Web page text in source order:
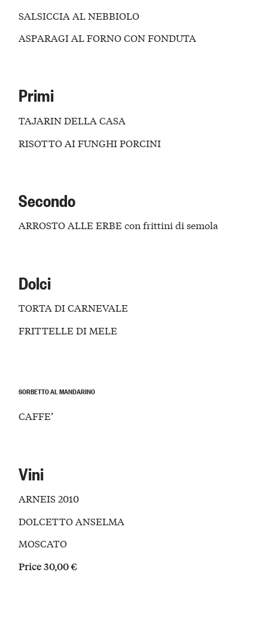
SALSICCIA AL NEBBIOLO
ASPARAGI AL FORNO CON FONDUTA
Primi
TAJARIN DELLA CASA
RISOTTO AI FUNGHI PORCINI
Secondo
ARROSTO ALLE ERBE con frittini di semola
Dolci
TORTA DI CARNEVALE
FRITTELLE DI MELE
SORBETTO AL MANDARINO
CAFFE’
Vini
ARNEIS 2010
DOLCETTO ANSELMA
MOSCATO
Price 30,00 €